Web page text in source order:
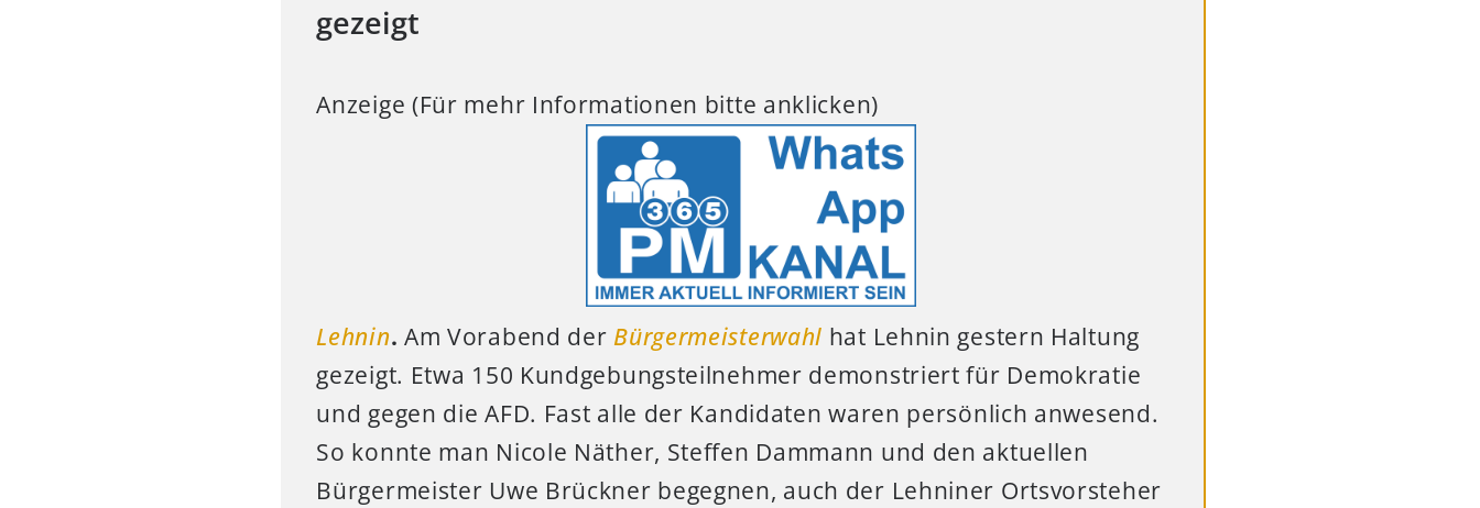
gezeigt
Anzeige (Für mehr Informationen bitte anklicken)
Lehnin. Am Vorabend der Bürgermeisterwahl hat Lehnin gestern Haltung
gezeigt. Etwa 150 Kundgebungsteilnehmer demonstriert für Demokratie
und gegen die AFD. Fast alle der Kandidaten waren persönlich anwesend.
So konnte man Nicole Näther, Steffen Dammann und den aktuellen
Bürgermeister Uwe Brückner begegnen, auch der Lehniner Ortsvorsteher